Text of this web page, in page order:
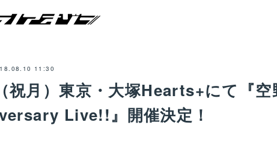
11:30
祝月）東京・大塚Hearts+にて『
Live!!』開催決定！